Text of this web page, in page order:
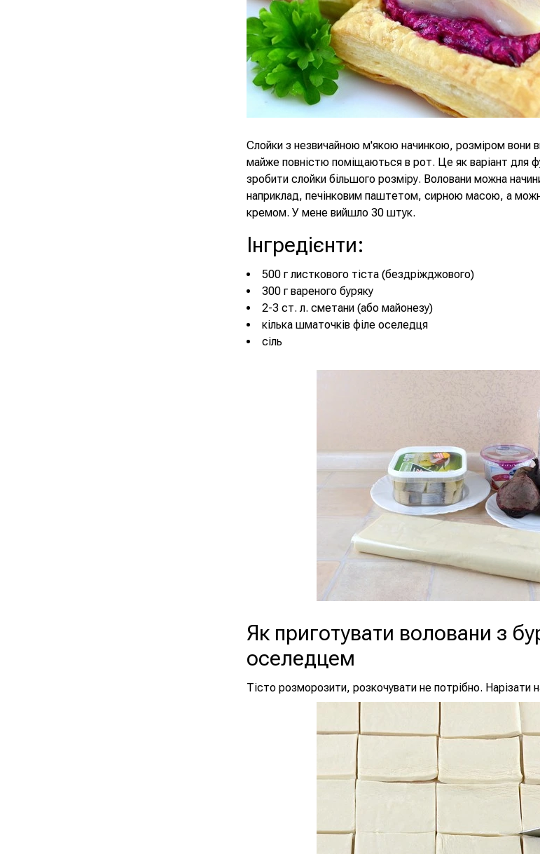
Слойки з незвичайною м'якою начинкою, розміром вони
майже повністю поміщаються в рот. Це як варіант для
зробити слойки більшого розміру. Воловани можна
наприклад, печінковим паштетом, сирною масою, а
кремом. У мене вийшло 30 штук.
Інгредієнти:
500 г листкового тіста (бездріжджового)
300 г вареного буряку
2-3 ст. л. сметани (або майонезу)
кілька шматочків філе оселедця
сіль
Як приготувати воловани з
оселедцем
Тісто розморозити, розкочувати не потрібно. Нарізати